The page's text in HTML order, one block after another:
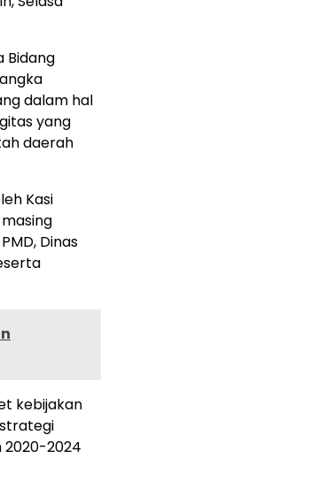
Bidang
dalam hal
yang
daerah
Kasi
Dinas
kebijakan
2020-2024